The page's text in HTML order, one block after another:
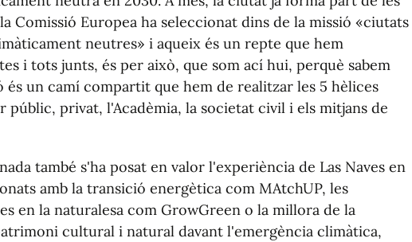
Comissió Europea ha seleccionat dins de la missió «ciutats
neutres» i aqueix és un repte que hem
i tots junts, és per això, que som ací hui, perquè sabem
és un camí compartit que hem de realitzar les 5 hèlices
públic, privat, l'Acadèmia, la societat civil i els mitjans de
també s'ha posat en valor l'experiència de Las Naves en
amb la transició energètica com MAtchUP, les
en la naturalesa com GrowGreen o la millora de la
cultural i natural davant l'emergència climàtica,